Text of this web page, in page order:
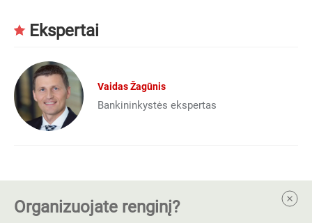
Ekspertai
Vaidas Žagūnis
Bankininkystės ekspertas
Organizuojate renginį?